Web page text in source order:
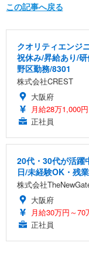
この記事へ戻る
クオリティエンジ
祝休み/昇給あり/
野区勤務/8301
株式会社CREST
大阪府
月給28万1,000
正社員
20代・30代が活躍
日/未経験OK・残
株式会社
大阪府
月給30万円～70
正社員